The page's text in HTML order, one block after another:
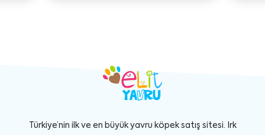
Türkiye’nin ilk ve en büyük yavru köpek satış sitesi. Irk